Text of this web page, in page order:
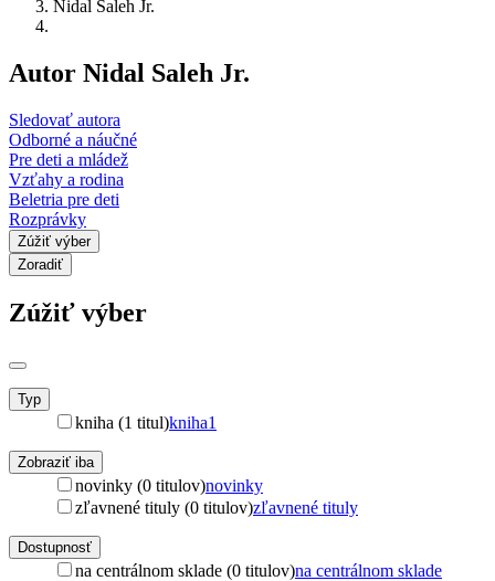
Nidal Saleh Jr.
Autor Nidal Saleh Jr.
Sledovať autora
Odborné a náučné
Pre deti a mládež
Vzťahy a rodina
Beletria pre deti
Rozprávky
Zúžiť výber
Zoradiť
Zúžiť výber
Typ
kniha (1 titul)kniha1
Zobraziť iba
novinky (0 titulov)novinky
zľavnené tituly (0 titulov)zľavnené tituly
Dostupnosť
na centrálnom sklade (0 titulov)na centrálnom sklade